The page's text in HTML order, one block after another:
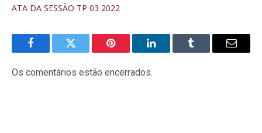
ATA DA SESSÃO TP 03 2022
FacebookTwitter Pinterest LinkedInTumblr
E-
Os comentários estão encerrados.